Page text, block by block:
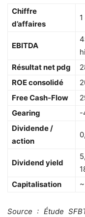
Chiffre
d’affaires
EBITDA
Résultat net pdg
ROE consolidé
Free Cash-Flow
Gearing
-
Dividende /
action
Dividend yield
Capitalisation
Source : Étude